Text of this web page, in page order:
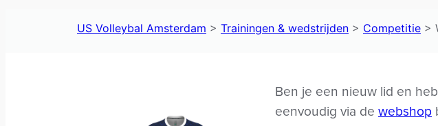
US Volleybal Amsterdam > Trainingen & wedstrijden > Competitie >
Ben je een nieuw lid en
eenvoudig via de webshop